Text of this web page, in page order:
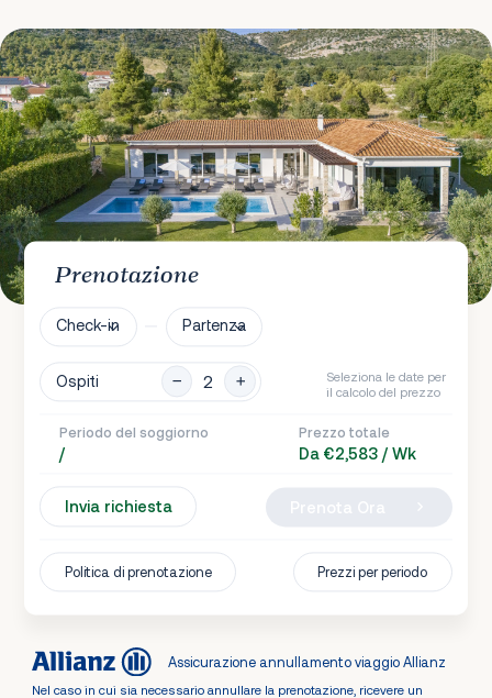
Prenotazione
Check-in Partenza
Ospiti
Seleziona le date per
il calcolo del prezzo
Periodo del soggiorno
/
Prezzo totale
Da €2,583 / Wk
Invia richiesta
Politica di prenotazione Prezzi per periodo
Assicurazione annullamento viaggio Allianz
Nel caso in cui sia necessario annullare la prenotazione, ricevere un